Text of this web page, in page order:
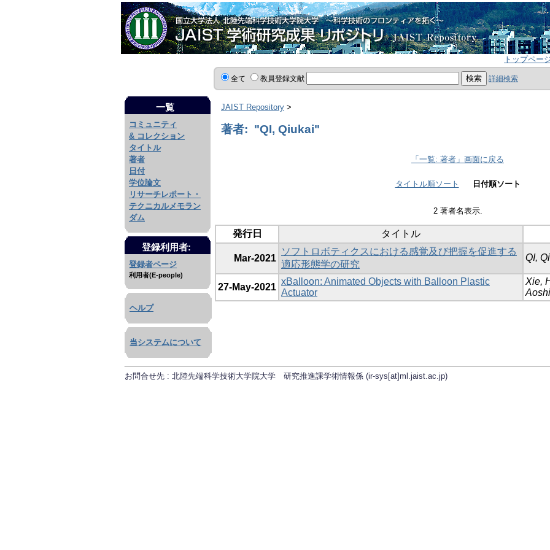
トップペー
全て 教員登録文献 詳細検索
一覧
コミュニティ
& コレクション
タイトル
著者
日付
学位論文
リサーチレポート・
テクニカルメモラン
ダム
登録利用者:
登録者ページ
利用者(E-people)
ヘルプ
当システムについて
JAIST Repository >
著者: "QI, Qiukai"
「一覧: 著者」画面に戻る
タイトル順ソート 日付順ソート
2 著者名表示.
発行日 タイトル
Mar-2021
ソフトロボティクスにおける感覚及び把握を促進する
適応形態学の研究
QI,
27-May-2021
xBalloon: Animated Objects with Balloon Plastic
Actuator
Xie,
Aoshi
お問合せ先 : 北陸先端科学技術大学院大学 研究推進課学術情報係 (ir-sys[at]ml.jaist.ac.jp)